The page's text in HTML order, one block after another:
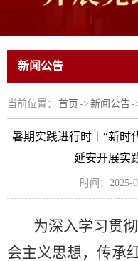
新闻公告
当前位置： 首页 -> 新闻公告-
暑期实践进行时｜“新时
延安开展实
时间：2025-
为深入学习贯
会主义思想，传承